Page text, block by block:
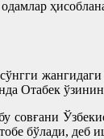
Отабек
совғани
бўлади, деб